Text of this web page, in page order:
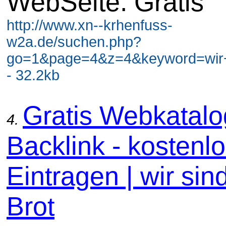
http://www.xn--krhenfuss-
w2a.de/suchen.php?
- 32.2kb
4. Gratis
Backlink -
Eintragen | wir
Brot